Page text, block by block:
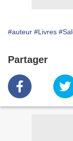
#auteur #Livres
Partager